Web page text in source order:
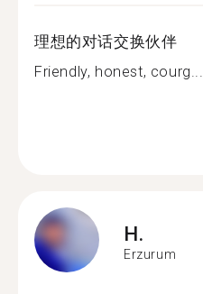
理想的对话交换伙伴
Friendly, honest, courg...
H.
Erzurum